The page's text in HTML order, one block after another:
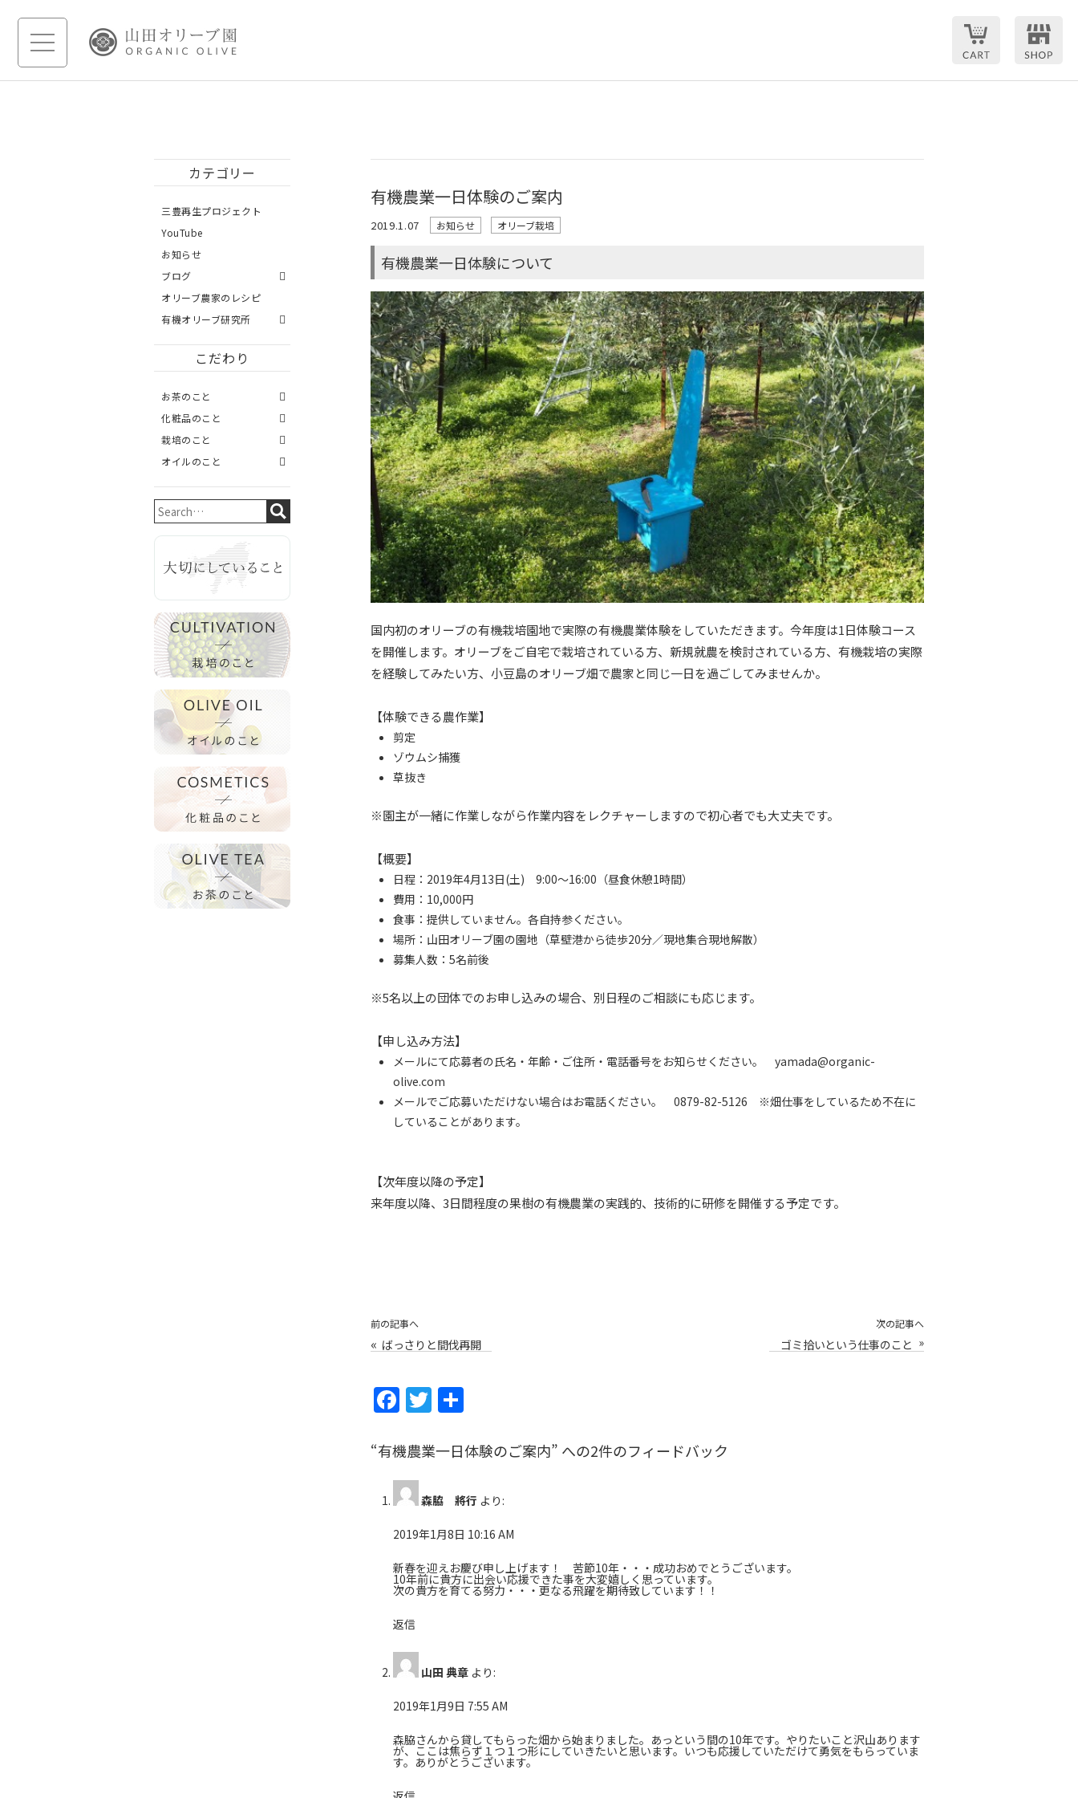
有機農業一日体験のご案内
2019.1.07 お知らせ オリーブ栽培
有機農業一日体験について
国内初のオリーブの有機栽培園地で実際の有機農業体験をしていただきます。今年度は1日体験コース
を開催します。オリーブをご自宅で栽培されている方、新規就農を検討されている方、有機栽培の実際
を経験してみたい方、小豆島のオリーブ畑で農家と同じ一日を過ごしてみませんか。
【体験できる農作業】
剪定
ゾウムシ捕獲
草抜き
※園主が一緒に作業しながら作業内容をレクチャーしますので初心者でも大丈夫です。
【概要】
日程：2019年4月13日(土) 9:00～16:00（昼食休憩1時間）
費用：10,000円
食事：提供していません。各自持参ください。
場所：山田オリーブ園の園地（草壁港から徒歩20分／現地集合現地解散）
募集人数：5名前後
※5名以上の団体でのお申し込みの場合、別日程のご相談にも応じます。
【申し込み方法】
メールにて応募者の氏名・年齢・ご住所・電話番号をお知らせください。 yamada@organic-
olive.com
メールでご応募いただけない場合はお電話ください。 0879-82-5126 ※畑仕事をしているため不在に
していることがあります。
【次年度以降の予定】
来年度以降、3日間程度の果樹の有機農業の実践的、技術的に研修を開催する予定です。
前の記事へ
« ばっさりと間伐再開
次の記事へ
ゴミ拾いという仕事のこと »
F
c
e
b
o
o
k
T
itt
“有機農業一日体験のご案内” への2件のフィードバック
森脇 將行 より:
2019年1月8日 10:16 AM
新春を迎えお慶び申し上げます！ 苦節10年・・・成功おめでとうございます。
10年前に貴方に出会い応援できた事を大変嬉しく思っています。
次の貴方を育てる努力・・・更なる飛躍を期待致しています！！
返信
山田 典章 より:
2019年1月9日 7:55 AM
森脇さんから貸してもらった畑から始まりました。あっという間の10年です。やりたいこと沢山あります
が、ここは焦らず１つ１つ形にしていきたいと思います。いつも応援していただけて勇気をもらっていま
す。ありがとうございます。
カテゴリー
三豊再生プロジェクト
YouTube
お知らせ
ブログ
オリーブ農家のレシピ
有機オリーブ研究所
こだわり
お茶のこと
化粧品のこと
栽培のこと
オイルのこと